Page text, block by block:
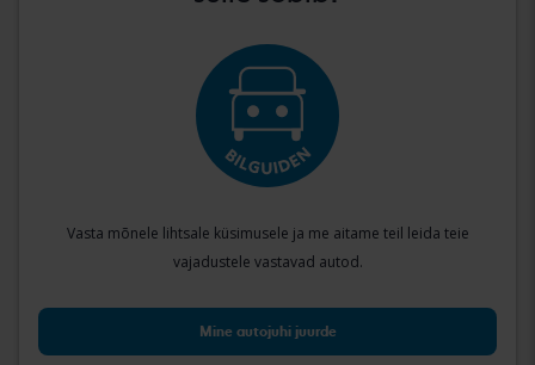
Vasta mõnele lihtsale küsimusele ja me aitame teil leida teie
vajadustele vastavad autod.
Mine autojuhi juurde